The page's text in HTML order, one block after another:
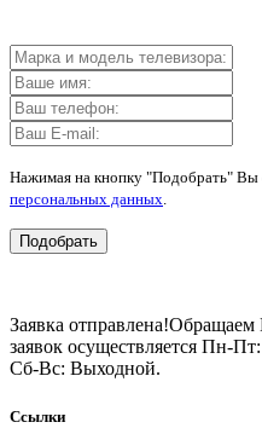
Нажимая на кнопку "Подобрать" Вы
персональных данных.
Подобрать
Заявка отправлена!Обращаем
заявок осуществляется Пн-
Сб-Вс: Выходной.
Ссылки